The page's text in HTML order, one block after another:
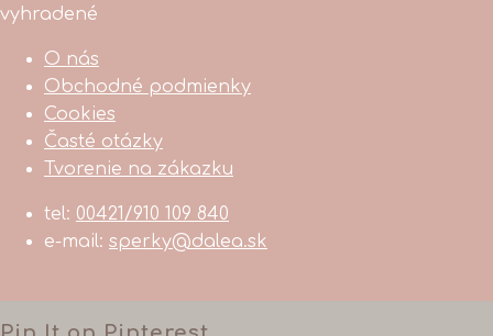
vyhradené
O nás
Obchodné podmienky
Cookies
Časté otázky
Tvorenie na zákazku
tel: 00421/910 109 840
e-mail: sperky@dalea.sk